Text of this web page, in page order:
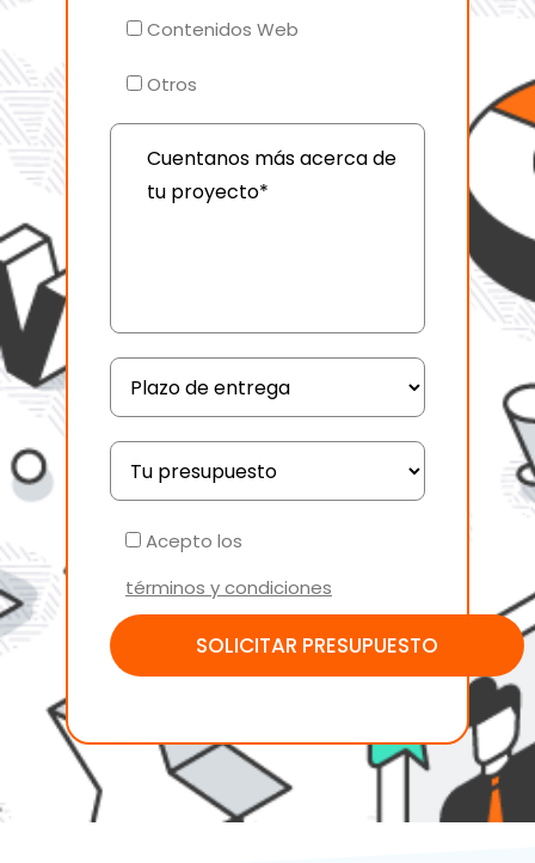
Contenidos Web
Otros
Acepto los
términos y condiciones